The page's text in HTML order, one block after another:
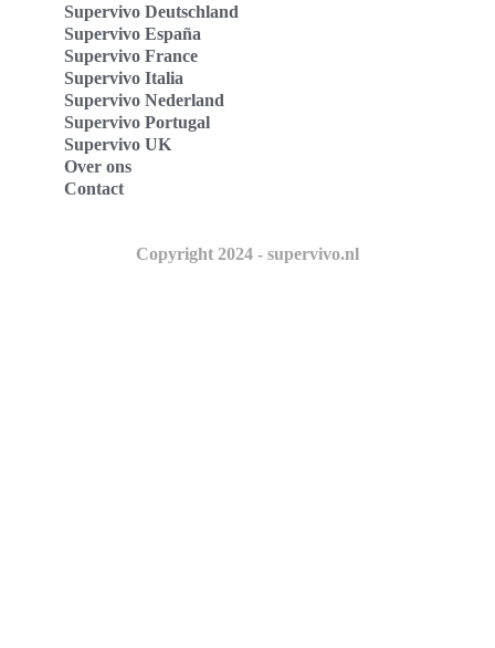
Supervivo Deutschland
Supervivo España
Supervivo France
Supervivo Italia
Supervivo Nederland
Supervivo Portugal
Supervivo UK
Over ons
Contact
Copyright 2024 - supervivo.nl